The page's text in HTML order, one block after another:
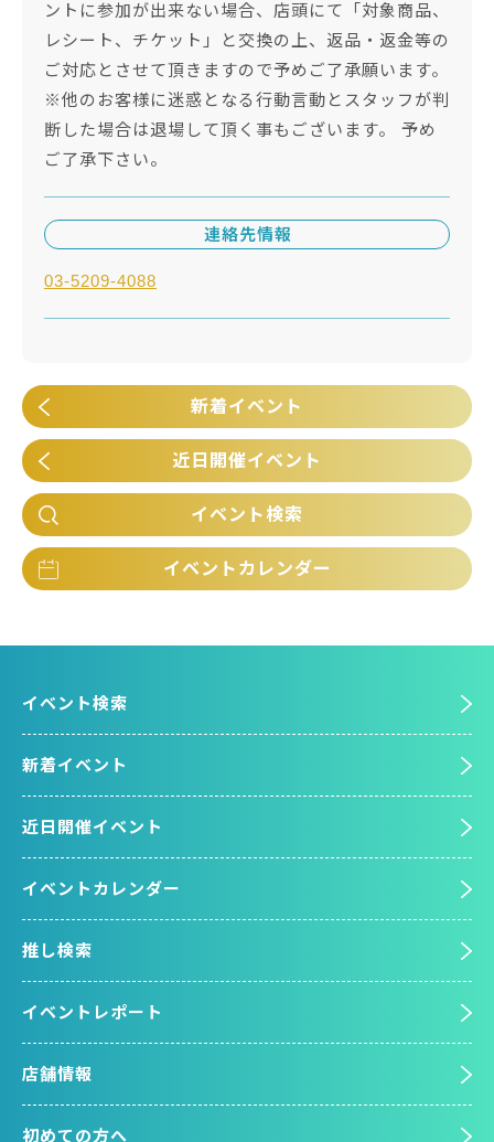
ントに参加が出来ない場合、店頭にて「対象商品、
レシート、チケット」と交換の上、返品・返金等の
ご対応とさせて頂きますので予めご了承願います。
※他のお客様に迷惑となる行動言動とスタッフが判
断した場合は退場して頂く事もございます。 予め
ご了承下さい。
連絡先情報
03-5209-4088
新着イベント
近日開催イベント
イベント検索
イベントカレンダー
イベント検索
新着イベント
近日開催イベント
イベントカレンダー
推し検索
イベントレポート
店舗情報
初めての方へ